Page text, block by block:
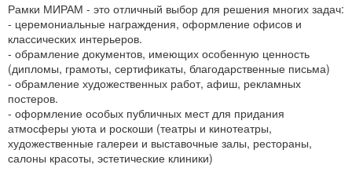
Рамки МИРАМ - это отличный выбор для решения многих задач:
- церемониальные награждения, оформление офисов и
классических интерьеров.
- обрамление документов, имеющих особенную ценность
(дипломы, грамоты, сертификаты, благодарственные письма)
- обрамление художественных работ, афиш, рекламных
постеров.
- оформление особых публичных мест для придания
атмосферы уюта и роскоши (театры и кинотеатры,
художественные галереи и выставочные залы, рестораны,
салоны красоты, эстетические клиники)